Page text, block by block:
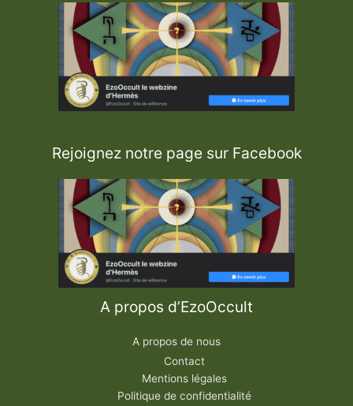
Rejoignez notre page sur Facebook
A propos d’EzoOccult
A propos de nous
Contact
Mentions légales
Politique de confidentialité